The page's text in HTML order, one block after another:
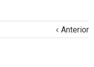
Anterior